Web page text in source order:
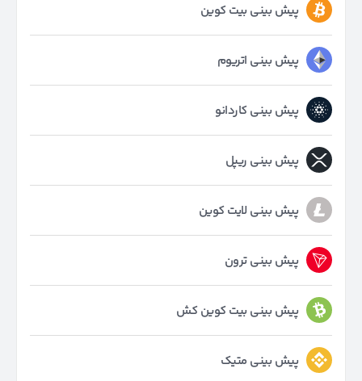
پیش بینی بیت کوین
پیش بینی اتریوم
پیش بینی کاردانو
پیش بینی ریپل
پیش بینی لایت کوین
پیش بینی ترون
پیش بینی بیت کوین کش
پیش بینی متیک